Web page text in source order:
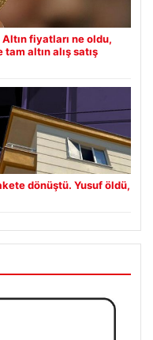
fiyatları ne oldu,
altın alış satış
dönüştü. Yusuf öldü,